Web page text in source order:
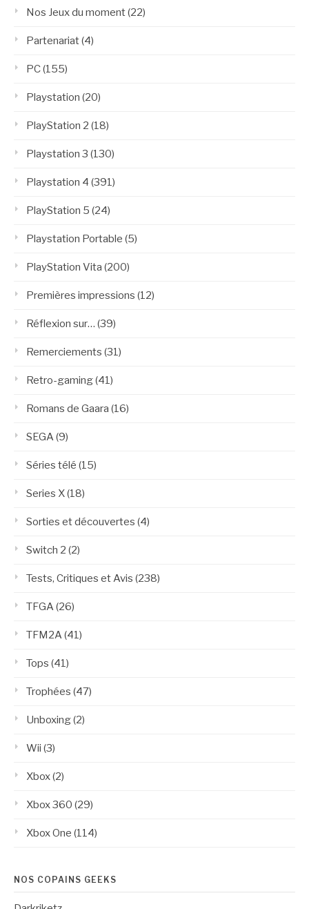
Nos Jeux du moment(22)
Partenariat(4)
PC(155)
Playstation (20)
PlayStation 2 (18)
Playstation 3 (130)
Playstation 4 (391)
PlayStation 5 (24)
Playstation Portable (5)
PlayStation Vita (200)
Premières impressions (12)
Réflexion sur… (39)
Remerciements (31)
Retro-gaming(41)
Romans de Gaara (16)
SEGA (9)
Séries télé (15)
Series X(18)
Sorties et découvertes (4)
Switch 2 (2)
Tests, Critiques et Avis (238)
TFGA (26)
TFM2A (41)
Tops (41)
Trophées (47)
Unboxing(2)
Wii (3)
Xbox(2)
Xbox 360 (29)
Xbox One (114)
NOS COPAINS GEEKS